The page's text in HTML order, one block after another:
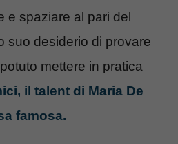
e spaziare al pari del
suo desiderio di provare
mettere in pratica
il talent di Maria De
famosa.